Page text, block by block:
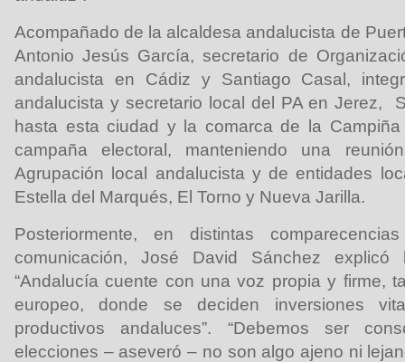
Acompañado de la alcaldesa andalucista de
Antonio Jesús García, secretario de
andalucista en Cádiz y Santiago Casal,
andalucista y secretario local del PA en Jerez,
hasta esta ciudad y la comarca de la
campaña electoral, manteniendo una
Agrupación local andalucista y de entidades
Estella del Marqués, El Torno y Nueva Jarilla.
Posteriormente, en distintas
comunicación, José David Sánchez
“Andalucía cuente con una voz propia y firme,
europeo, donde se deciden inversiones
productivos andaluces”. “Debemos ser
elecciones – aseveró – no son algo ajeno ni